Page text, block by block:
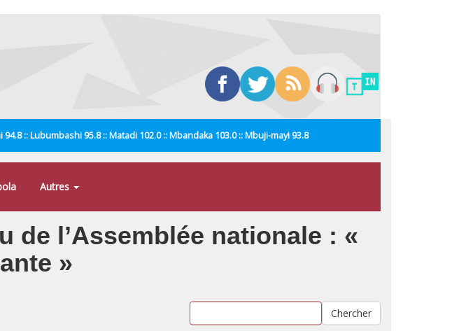
:: Lubumbashi 95.8 :: Matadi 102.0 :: Mbandaka 103.0 :: Mbuji-mayi 93.8
Autres
de l’Assemblée nationale : «
»
Chercher